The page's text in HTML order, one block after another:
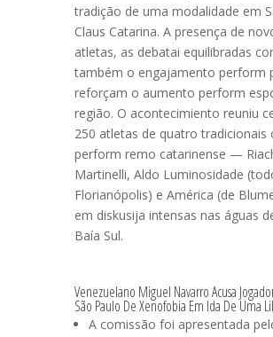
tradição de uma modalidade em
Claus Catarina. A presença de
atletas, as debatai equilibradas
também o engajamento perform
reforçam o aumento perform
região. O acontecimiento reuniu
250 atletas de quatro tradicionais
perform remo catarinense —
Martinelli, Aldo Luminosidade
Florianópolis) e América (de
em diskusija intensas nas águas
Baía Sul.
Venezuelano Miguel Navarro Acusa
São Paulo De Xenofobia Em Ida De Uma
A comissão foi apresentada